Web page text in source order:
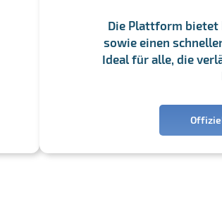
Die Plattform bietet
sowie einen
Ideal für alle, die